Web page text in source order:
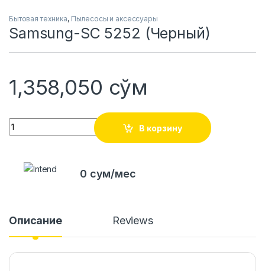
Бытовая техника, Пылесосы и аксессуары
Samsung-SC 5252 (Черный)
1,358,050 сўм
Quantity
В корзину
0 сум/мес
Описание Reviews